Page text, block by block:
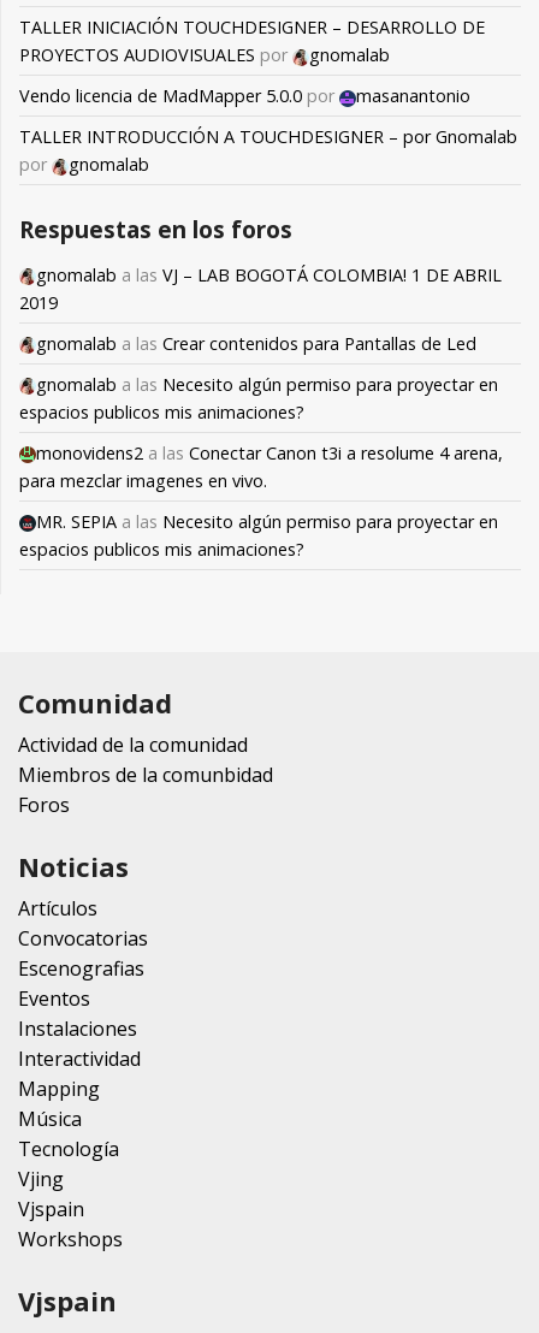
TALLER INICIACIÓN TOUCHDESIGNER – DESARROLLO DE
PROYECTOS AUDIOVISUALES por
gnomalab
Vendo licencia de MadMapper 5.0.0 por
masanantonio
TALLER INTRODUCCIÓN A TOUCHDESIGNER – por Gnomalab
por
gnomalab
Respuestas en los foros
gnomalab a las VJ – LAB BOGOTÁ COLOMBIA! 1 DE ABRIL
2019
gnomalab a las Crear contenidos para Pantallas de Led
gnomalab a las Necesito algún permiso para proyectar en
espacios publicos mis animaciones?
monovidens2 a las Conectar Canon t3i a resolume 4 arena,
para mezclar imagenes en vivo.
MR. SEPIA a las Necesito algún permiso para proyectar en
espacios publicos mis animaciones?
Comunidad
Actividad de la comunidad
Miembros de la comunbidad
Foros
Noticias
Artículos
Convocatorias
Escenografias
Eventos
Instalaciones
Interactividad
Mapping
Música
Tecnología
Vjing
Vjspain
Workshops
Vjspain